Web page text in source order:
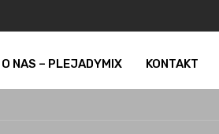
O NAS – PLEJADYMIX KONTAKT